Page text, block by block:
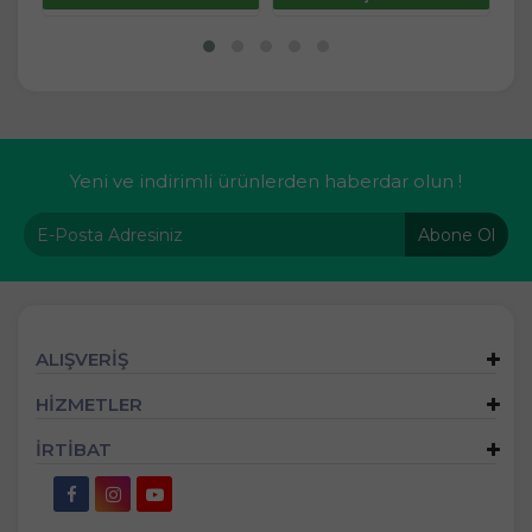
Yeni ve indirimli ürünlerden haberdar olun !
Abone Ol
ALIŞVERİŞ
HİZMETLER
İRTİBAT